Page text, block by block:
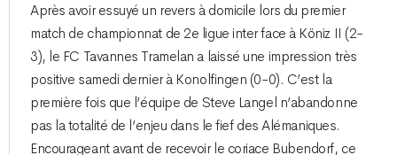
Après avoir essuyé un revers à domicile lors du premier
match de championnat de 2e ligue inter face à Köniz II (2-
3), le FC Tavannes Tramelan a laissé une impression très
positive samedi dernier à Konolfingen (0-0). C’est la
première fois que l’équipe de Steve Langel n’abandonne
pas la totalité de l’enjeu dans le fief des Alémaniques.
Encourageant avant de recevoir le coriace Bubendorf, ce